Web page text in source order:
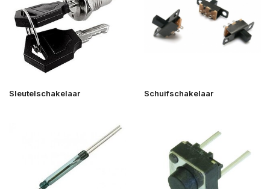
Sleutelschakelaar Schuifschakelaar